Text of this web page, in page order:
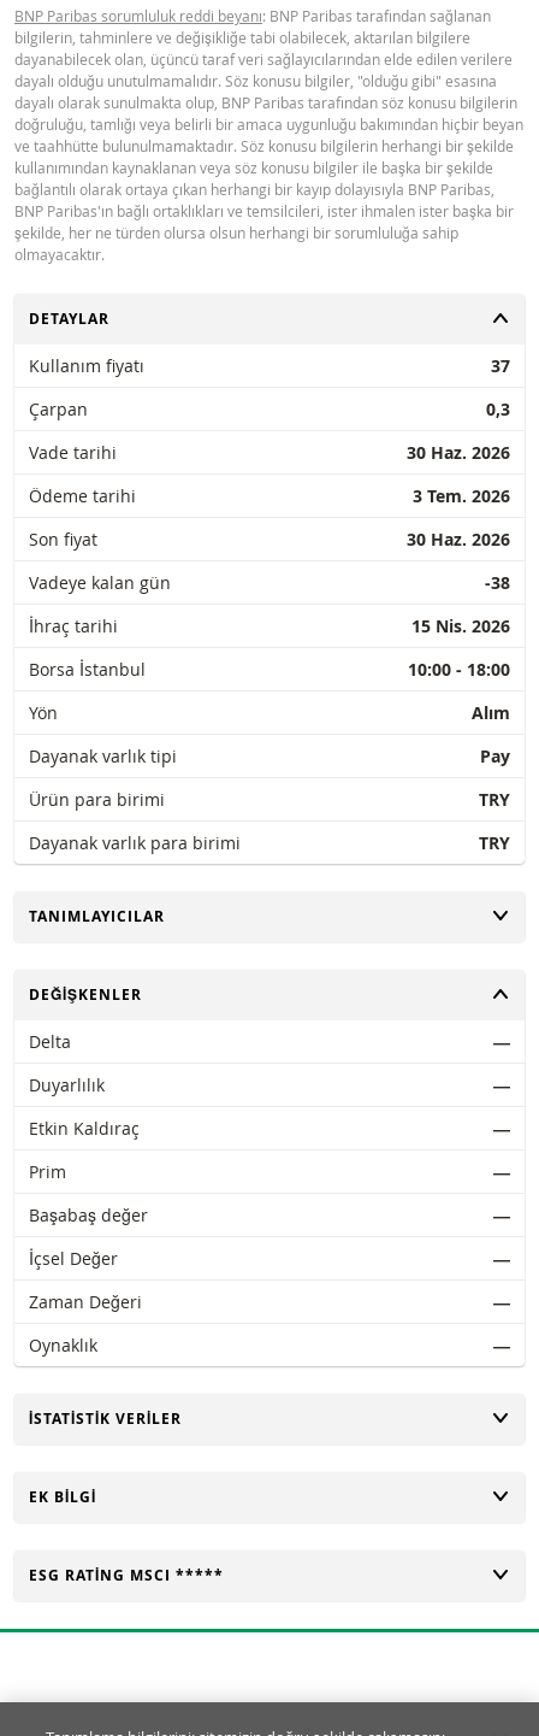
BNP Paribas sorumluluk reddi beyanı: BNP Paribas tarafından sağlanan
bilgilerin, tahminlere ve değişikliğe tabi olabilecek, aktarılan bilgilere
dayanabilecek olan, üçüncü taraf veri sağlayıcılarından elde edilen verilere
dayalı olduğu unutulmamalıdır. Söz konusu bilgiler, "olduğu gibi" esasına
dayalı olarak sunulmakta olup, BNP Paribas tarafından söz konusu bilgilerin
doğruluğu, tamlığı veya belirli bir amaca uygunluğu bakımından hiçbir beyan
ve taahhütte bulunulmamaktadır. Söz konusu bilgilerin herhangi bir şekilde
kullanımından kaynaklanan veya söz konusu bilgiler ile başka bir şekilde
bağlantılı olarak ortaya çıkan herhangi bir kayıp dolayısıyla BNP Paribas,
BNP Paribas'ın bağlı ortaklıkları ve temsilcileri, ister ihmalen ister başka bir
şekilde, her ne türden olursa olsun herhangi bir sorumluluğa sahip
olmayacaktır.
AÇ
DETAYLAR
Kullanım fiyatı
37
Çarpan
0,3
Vade tarihi
30 Haz. 2026
Ödeme tarihi
3 Tem. 2026
Son fiyat
30 Haz. 2026
Vadeye kalan gün
-38
İhraç tarihi
15 Nis. 2026
Borsa İstanbul
10:00 - 18:00
Yön
Alım
Dayanak varlık tipi
Pay
Ürün para birimi
TRY
Dayanak varlık para birimi
TRY
AÇ
TANIMLAYICILAR
AÇ
DEĞIŞKENLER
Delta
―
Duyarlılık
―
Etkin Kaldıraç
―
Prim
―
Başabaş değer
―
İçsel Değer
―
Zaman Değeri
―
Oynaklık
―
AÇ
İSTATISTIK VERILER
AÇ
EK BILGI
AÇ
ESG RATING MSCI *****
Tanımlama Bilgisi Ayarları